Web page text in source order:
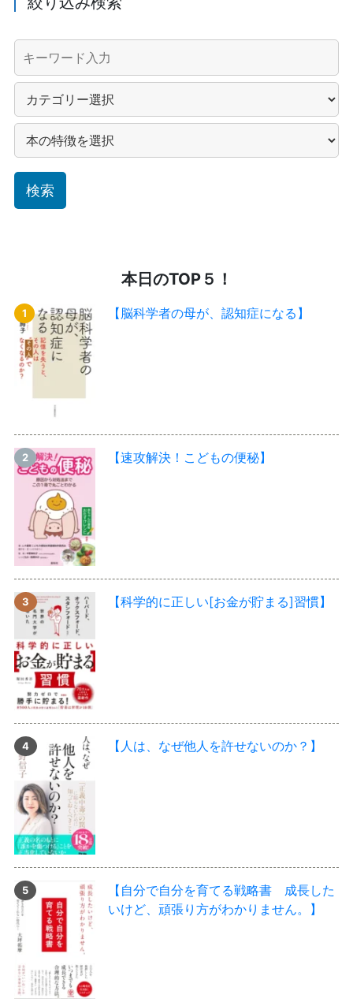
本日のTOP５！
【脳科学者の母が、認知症になる】
【速攻解決！こどもの便秘】
【科学的に正しい[お金が貯まる]習慣】
【人は、なぜ他人を許せないのか？】
【自分で自分を育てる戦略書 成長した
いけど、頑張り方がわかりません。】